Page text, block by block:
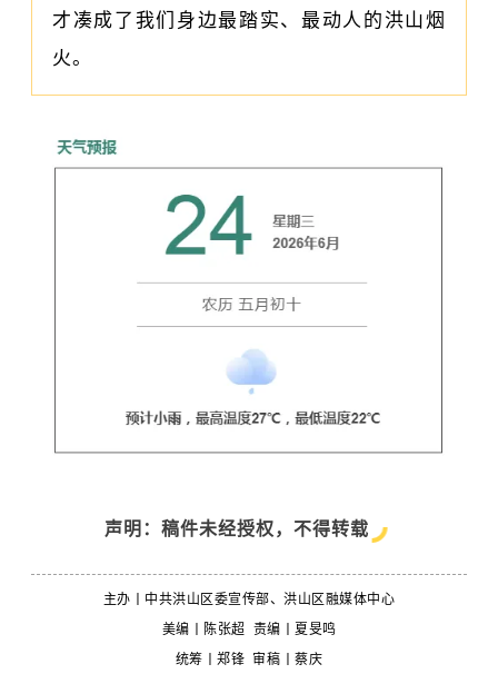
才凑成了我们身边最踏实、最动人的洪山烟
火。
声明：稿件未经授权，不得转载
主办丨中共洪山区委宣传部、洪山区融媒体中心
美编丨陈张超 责编丨夏旻鸣
统筹 丨郑锋 审稿 丨蔡庆